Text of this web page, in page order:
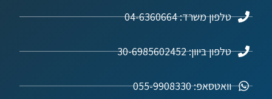
טלפון משרד: 04-6360664
טלפון ביוון: 30-6985602452
וואטסאפ: 055-9908330